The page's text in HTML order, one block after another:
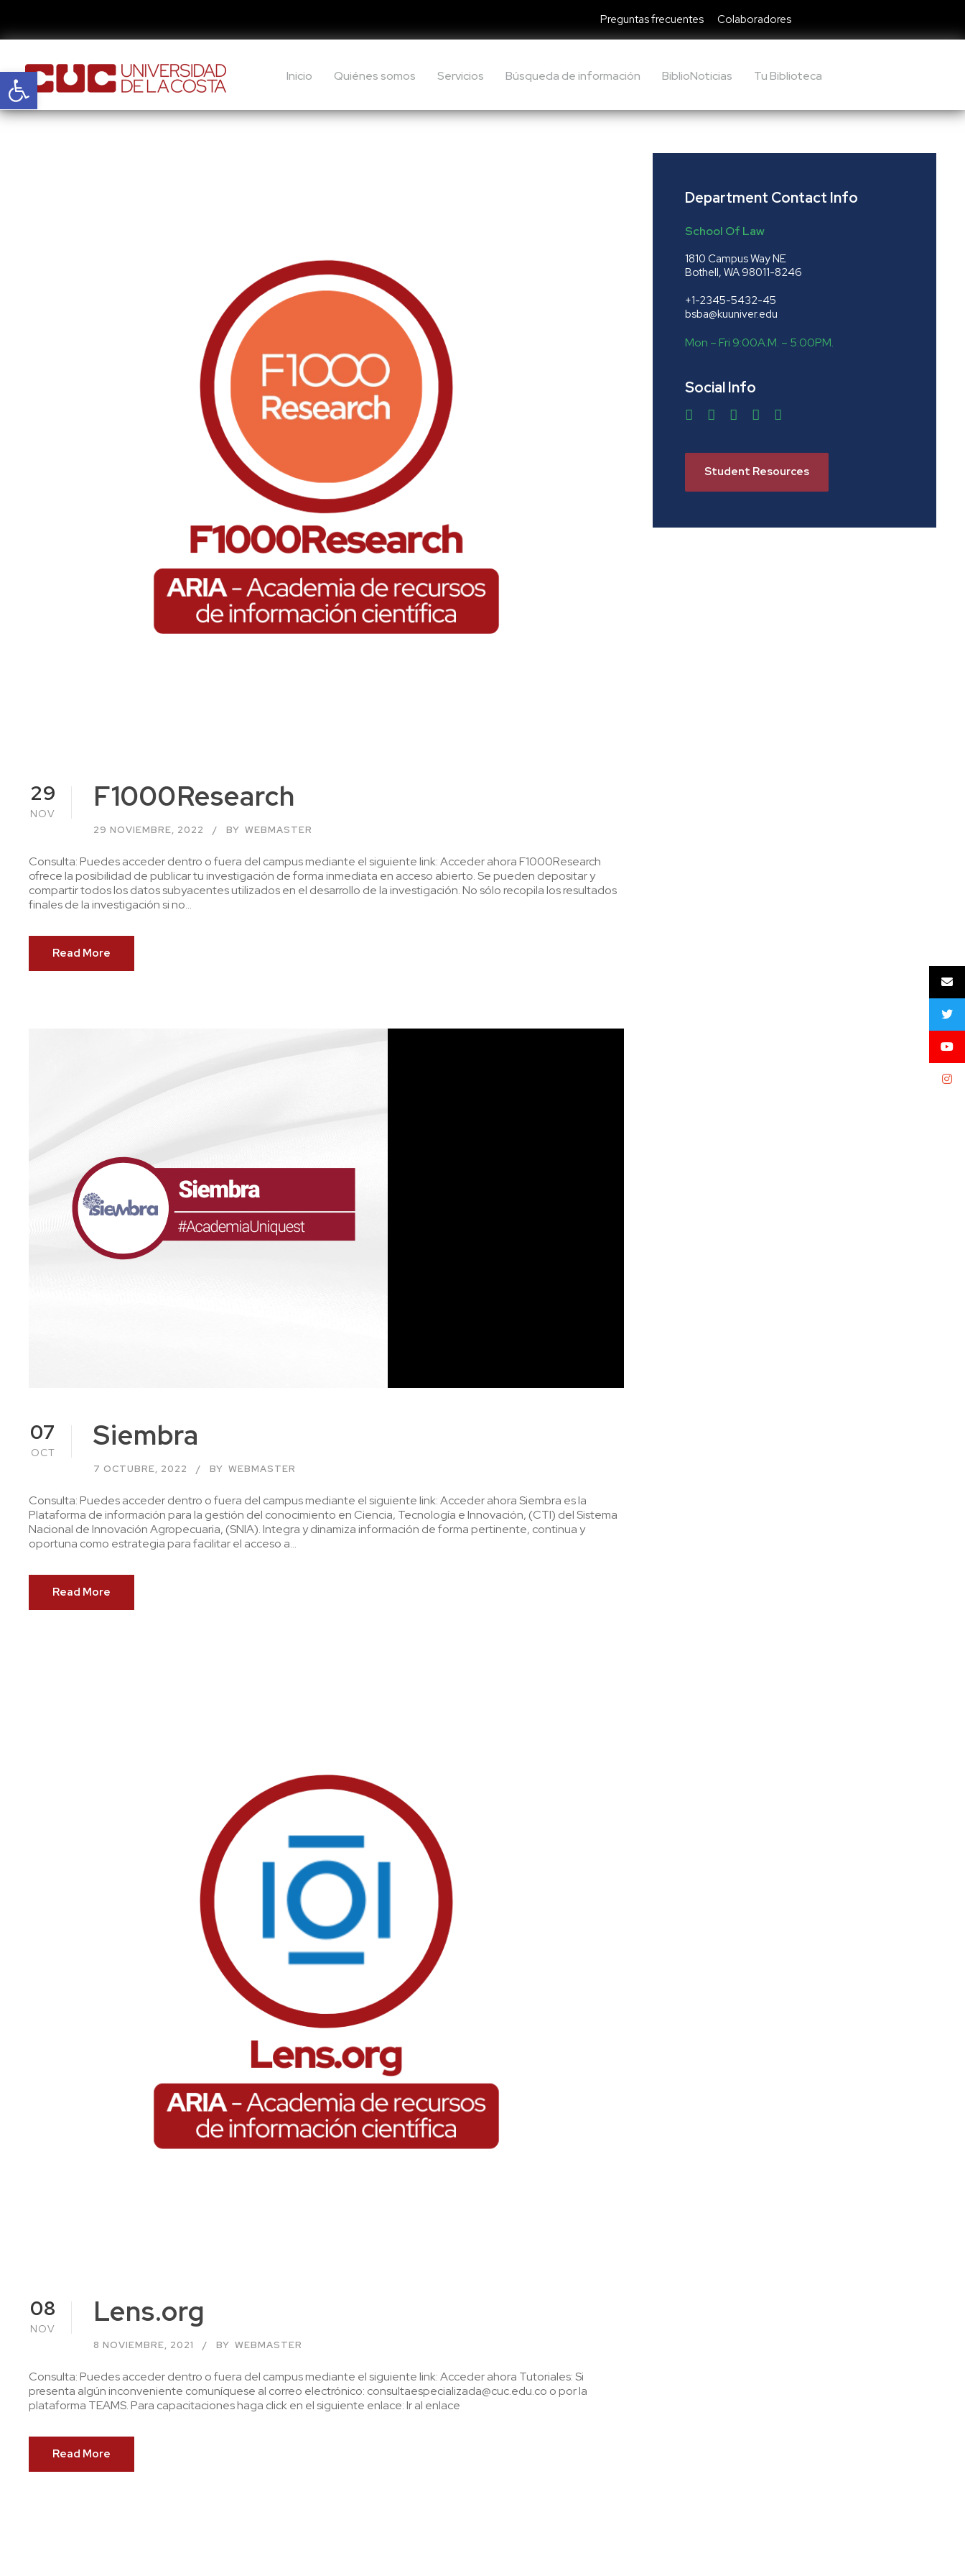
Abrir barra de herramientas
Preguntas frecuentes Colaboradores
Inicio Quiénes somos Servicios Búsqueda de información BiblioNoticias Tu Biblioteca
29
NOV F1000Research
29 NOVIEMBRE, 2022 BY WEBMASTER
Consulta: Puedes acceder dentro o fuera del campus mediante el siguiente link: Acceder ahora F1000Research
ofrece la posibilidad de publicar tu investigación de forma inmediata en acceso abierto. Se pueden depositar y
compartir todos los datos subyacentes utilizados en el desarrollo de la investigación. No sólo recopila los resultados
finales de la investigación si no...
Read More
07
OCT Siembra
7 OCTUBRE, 2022 BY WEBMASTER
Consulta: Puedes acceder dentro o fuera del campus mediante el siguiente link: Acceder ahora Siembra es la
Plataforma de información para la gestión del conocimiento en Ciencia, Tecnología e Innovación, (CTI) del Sistema
Nacional de Innovación Agropecuaria, (SNIA). Integra y dinamiza información de forma pertinente, continua y
oportuna como estrategia para facilitar el acceso a...
Read More
08
NOV Lens.org
8 NOVIEMBRE, 2021 BY WEBMASTER
Consulta: Puedes acceder dentro o fuera del campus mediante el siguiente link: Acceder ahora Tutoriales: Si
presenta algún inconveniente comuníquese al correo electrónico: consultaespecializada@cuc.edu.co o por la
plataforma TEAMS. Para capacitaciones haga click en el siguiente enlace: Ir al enlace
Read More
Department Contact Info
School Of Law
1810 Campus Way NE
Bothell, WA 98011-8246
+1-2345-5432-45
bsba@kuuniver.edu
Mon – Fri 9:00A.M. – 5:00P.M.
Social Info
Student Resources